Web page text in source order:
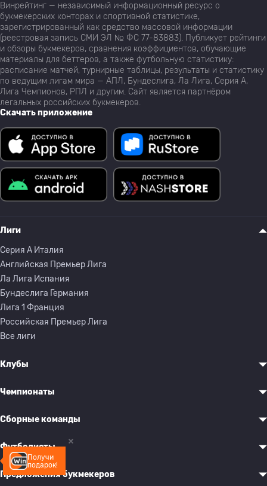
Получи
подарок!
Винрейтинг — независимый информационный ресурс о
букмекерских конторах и спортивной статистике,
зарегистрированный как средство массовой информации
(реестровая запись СМИ ЭЛ № ФС 77-83883). Публикует рейтинги
и обзоры букмекеров, сравнения коэффициентов, обучающие
материалы для беттеров, а также футбольную статистику:
расписание матчей, турнирные таблицы, результаты и статистику
по ведущим лигам мира — АПЛ, Бундеслига, Ла Лига, Серия А,
Лига Чемпионов, РПЛ и другим. Сайт является партнёром
легальных российских букмекеров.
Скачать приложение
Лиги
Серия A Италия
Английская Премьер Лига
Ла Лига Испания
Бундеслига Германия
Лига 1 Франция
Российская Премьер Лига
Все лиги
Клубы
Чемпионаты
Сборные команды
Футболисты
Предложения букмекеров